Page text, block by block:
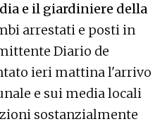
e il giardiniere della
arrestati e posti in
Diario de
ieri mattina l'arrivo
e sui media locali
sostanzialmente